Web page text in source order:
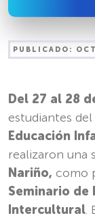
PUBLICADO:
Del 27 al 28
estudiantes
Educación
realizaron una
Nariño, como
Seminario de
Intercultural.